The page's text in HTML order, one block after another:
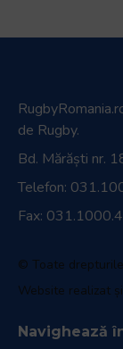
de Rugby.
Bd. Mărăști nr.
Telefon:
Fax:
© Toate
Website realizat
Navighează